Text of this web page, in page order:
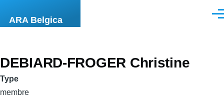
ARA Belgica
DEBIARD-FROGER Christine
Type
membre